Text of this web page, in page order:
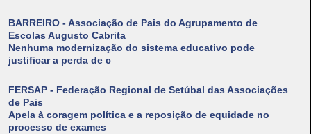
BARREIRO - Associação de Pais do Agrupamento de
Escolas Augusto Cabrita
Nenhuma modernização do sistema educativo pode
justificar a perda de c
FERSAP - Federação Regional de Setúbal das Associações
de Pais
Apela à coragem política e a reposição de equidade no
processo de exames